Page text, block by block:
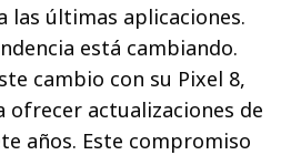
las últimas aplicaciones.
está cambiando.
cambio con su Pixel 8,
ofrecer actualizaciones de
años. Este compromiso